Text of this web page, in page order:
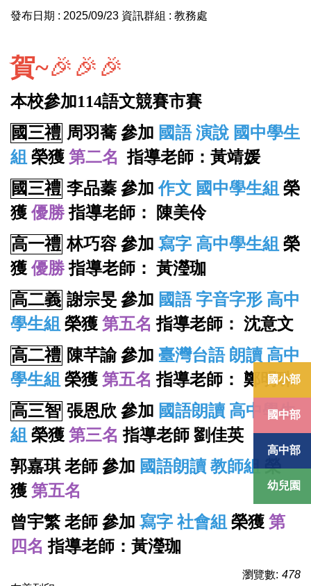
國小部
國中部
高中部
幼兒園
發布日期 : 2025/09/23 資訊群組 : 教務處
賀~🎉🎉🎉
本校參加114語文競賽市賽
國三禮 周羽蕎參加 國語 演說 國中學生
組 榮獲 第二名 指導老師：黃靖媛
國三禮 李品蓁參加作文 國中學生組 榮
獲 優勝指導老師： 陳美伶
高一禮 林巧容參加寫字 高中學生組 榮
獲 優勝指導老師： 黃瀅珈
高二義 謝宗旻 參加 國語 字音字形 高中
學生組 榮獲 第五名 指導老師： 沈意文
高二禮 陳芊諭參加 臺灣台語 朗讀 高中
學生組 榮獲 第五名 指導老師： 鄭明珠
高三智 張恩欣 參加 國語朗讀 高中學生
組 榮獲 第三名 指導老師 劉佳英
郭嘉琪 老師 參加 國語朗讀 教師組榮
獲 第五名
曾宇繁 老師 參加寫字 社會組 榮獲 第
四名 指導老師：黃瀅珈
瀏覽數: 478